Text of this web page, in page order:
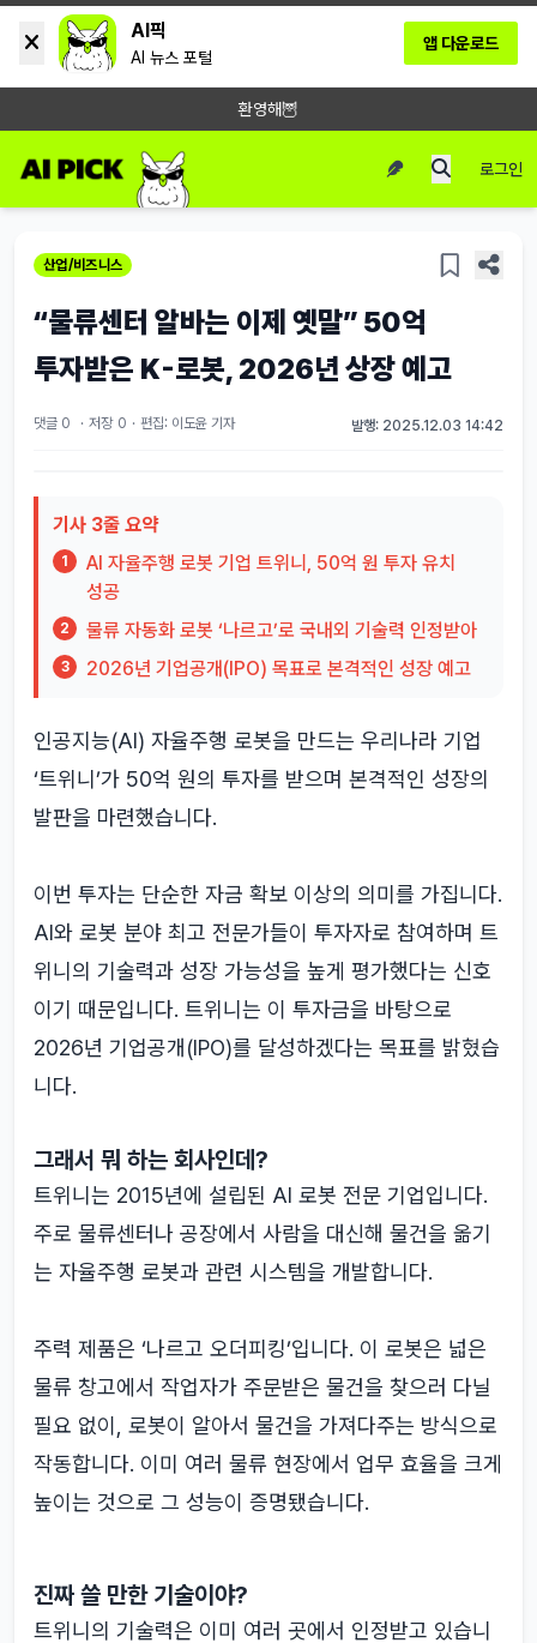
AI픽
AI 뉴스 포털
앱 다운로드
환영해🦉
로그인
산업/비즈니스
“물류센터 알바는 이제 옛말” 50억
투자받은 K-로봇, 2026년 상장 예고
댓글 0 · 저장 0 · 편집: 이도윤 기자 발행: 2025.12.03 14:42
기사 3줄 요약
1
AI 자율주행 로봇 기업 트위니, 50억 원 투자 유치
성공
2 물류 자동화 로봇 ‘나르고’로 국내외 기술력 인정받아
3 2026년 기업공개(IPO) 목표로 본격적인 성장 예고
인공지능(AI) 자율주행 로봇을 만드는 우리나라 기업
‘트위니’가 50억 원의 투자를 받으며 본격적인 성장의
발판을 마련했습니다.
이번 투자는 단순한 자금 확보 이상의 의미를 가집니다.
AI와 로봇 분야 최고 전문가들이 투자자로 참여하며 트
위니의 기술력과 성장 가능성을 높게 평가했다는 신호
이기 때문입니다. 트위니는 이 투자금을 바탕으로
2026년 기업공개(IPO)를 달성하겠다는 목표를 밝혔습
니다.
그래서 뭐 하는 회사인데?
트위니는 2015년에 설립된 AI 로봇 전문 기업입니다.
주로 물류센터나 공장에서 사람을 대신해 물건을 옮기
는 자율주행 로봇과 관련 시스템을 개발합니다.
주력 제품은 ‘나르고 오더피킹’입니다. 이 로봇은 넓은
물류 창고에서 작업자가 주문받은 물건을 찾으러 다닐
필요 없이, 로봇이 알아서 물건을 가져다주는 방식으로
작동합니다. 이미 여러 물류 현장에서 업무 효율을 크게
높이는 것으로 그 성능이 증명됐습니다.
진짜 쓸 만한 기술이야?
트위니의 기술력은 이미 여러 곳에서 인정받고 있습니